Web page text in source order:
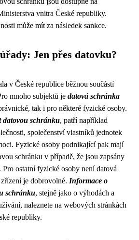
vnitra České republiky.
může mít za následek sankce.
Jen přes datovku?
v České republice běžnou součástí
mnoho subjektů je datová schránka
tak i pro některé fyzické osoby.
datovou schránku, patří například
společenství vlastníků jednotek
Fyzické osoby podnikající pak mají
schránku v případě, že jsou zapsány
ostatní fyzické osoby není datová
je dobrovolné. Informace o
schránku, stejně jako o výhodách a
naleznete na webových stránkách
republiky.